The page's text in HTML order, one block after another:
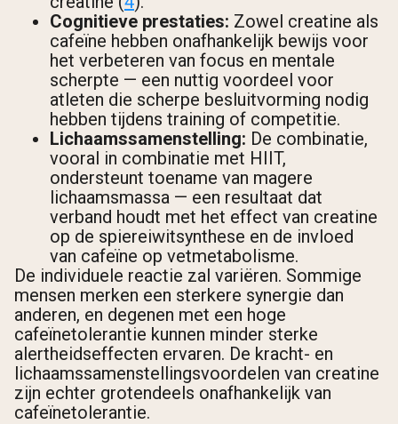
Cognitieve prestaties: Zowel creatine als
cafeïne hebben onafhankelijk bewijs voor
het verbeteren van focus en mentale
scherpte — een nuttig voordeel voor
atleten die scherpe besluitvorming nodig
hebben tijdens training of competitie.
Lichaamssamenstelling: De combinatie,
vooral in combinatie met HIIT,
ondersteunt toename van magere
lichaamsmassa — een resultaat dat
verband houdt met het effect van creatine
op de spiereiwitsynthese en de invloed
van cafeïne op vetmetabolisme.
De individuele reactie zal variëren. Sommige
mensen merken een sterkere synergie dan
anderen, en degenen met een hoge
cafeïnetolerantie kunnen minder sterke
alertheidseffecten ervaren. De kracht- en
lichaamssamenstellingsvoordelen van creatine
zijn echter grotendeels onafhankelijk van
cafeïnetolerantie.